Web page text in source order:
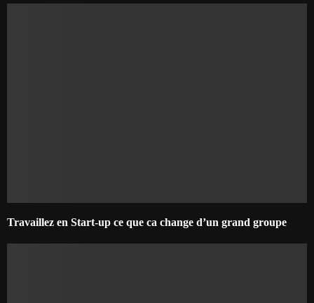
Travaillez en Start-up ce que ca change d’un grand groupe